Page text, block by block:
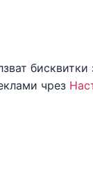
бисквитки
чрез